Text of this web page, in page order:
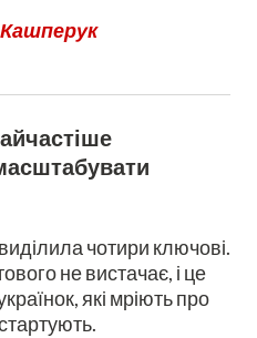
чотири ключові.
не вистачає, і це
які мріють про